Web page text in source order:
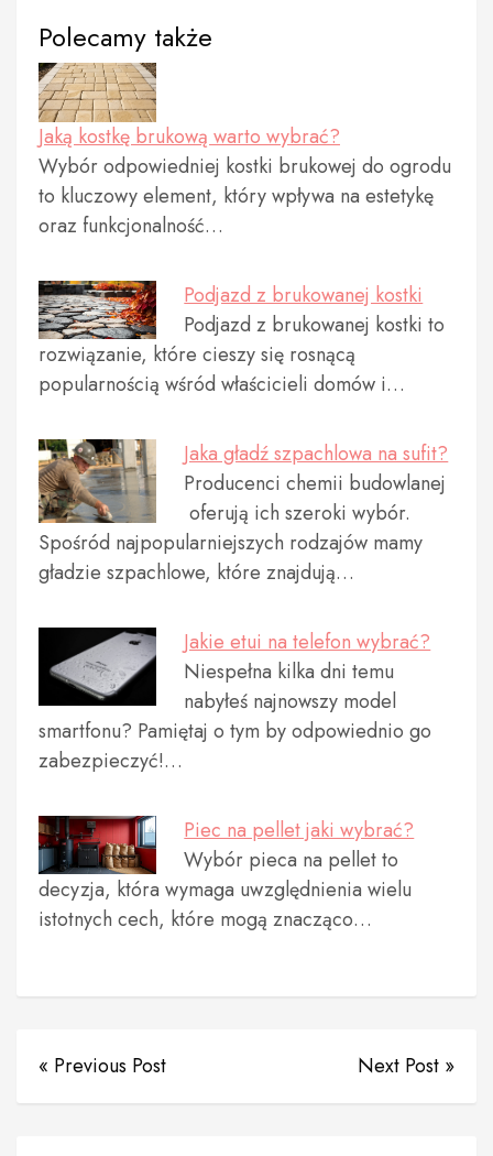
Polecamy także
Jaką kostkę brukową warto wybrać?
Wybór odpowiedniej kostki brukowej do ogrodu
to kluczowy element, który wpływa na estetykę
oraz funkcjonalność…
Podjazd z brukowanej kostki
Podjazd z brukowanej kostki to
rozwiązanie, które cieszy się rosnącą
popularnością wśród właścicieli domów i…
Jaka gładź szpachlowa na sufit?
Producenci chemii budowlanej
oferują ich szeroki wybór.
Spośród najpopularniejszych rodzajów mamy
gładzie szpachlowe, które znajdują…
Jakie etui na telefon wybrać?
Niespełna kilka dni temu
nabyłeś najnowszy model
smartfonu? Pamiętaj o tym by odpowiednio go
zabezpieczyć!…
Piec na pellet jaki wybrać?
Wybór pieca na pellet to
decyzja, która wymaga uwzględnienia wielu
istotnych cech, które mogą znacząco…
« Previous Post Next Post »